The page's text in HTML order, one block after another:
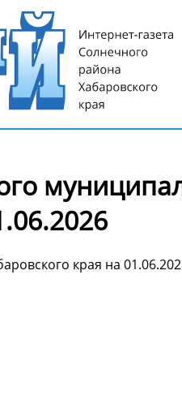
края на